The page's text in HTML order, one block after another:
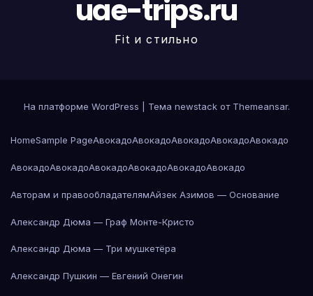
uae-trips.ru
Fit и стильно
На платформе WordPress Тема newstack от Themeansar.
HomeSample PageАвокадоАвокадоАвокадоАвокадоАвокадо
АвокадоАвокадоАвокадоАвокадоАвокадоАвокадо
Авторам и правообладателямАйзек Азимов — Основание
Александр Дюма — Граф Монте-Кристо
Александр Дюма — Три мушкетёра
Александр Пушкин — Евгений Онегин